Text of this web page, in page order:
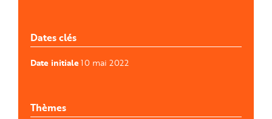
Dates clés
Date initiale10 mai 2022
Thèmes